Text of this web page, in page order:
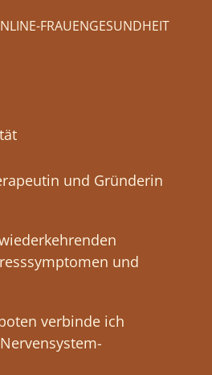
FRAUENGESUNDHEIT
und Gründerin
und
verbinde ich